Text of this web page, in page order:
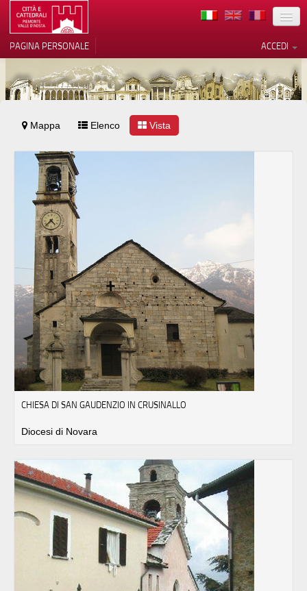
TERRITORIO
ARCHITETTURE
MUSEI
ITINERARI
ACCOGLIENZE
VOLONTARI
CONTATTI
PRESS
ACCEDI
PAGINA PERSONALE
Mappa Elenco Vista
CHIESA DI SAN GAUDENZIO IN CRUSINALLO
Diocesi di Novara